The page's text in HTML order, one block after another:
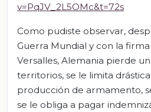
v=PqJV_2L5OMc&t=72s
Como pudiste observar,
Guerra Mundial y con la
Versalles, Alemania pierde
territorios, se le limita
producción de armamento,
se le obliga a pagar